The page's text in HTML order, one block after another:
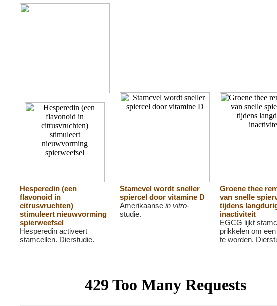
Hesperedin (een
flavonoid in
citrusvruchten)
stimuleert nieuwvorming
spierweefsel
Hesperedin activeert
stamcellen. Dierstudie.
Stamcvel wordt sneller
spiercel door vitamine D
Amerikaanse in vitro-
studie.
Groene thee
van snelle
tijdens
inactiviteit
EGCG lijkt
prikkelen om
te worden.